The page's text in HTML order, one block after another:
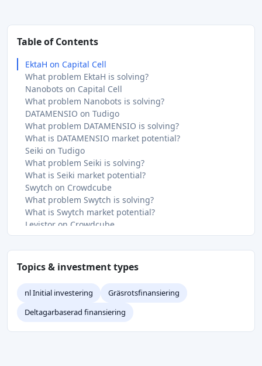
Table of Contents
EktaH on Capital Cell
What problem EktaH is solving?
Nanobots on Capital Cell
What problem Nanobots is solving?
DATAMENSIO on Tudigo
What problem DATAMENSIO is solving?
What is DATAMENSIO market potential?
Seiki on Tudigo
What problem Seiki is solving?
What is Seiki market potential?
Swytch on Crowdcube
What problem Swytch is solving?
What is Swytch market potential?
Levistor on Crowdcube
What problem Levistor is solving?
What is Levistor market potential?
Advanced Blast & Ballistic Systems on Crowdcube
What problem Advanced Blast & Ballistic Systems is
What is Advanced Blast & Ballistic Systems market
potential?
What problem SunOyster 2 is solving?
Topics & investment types
nl Initial investering
Gräsrotsfinansiering
Deltagarbaserad finansiering